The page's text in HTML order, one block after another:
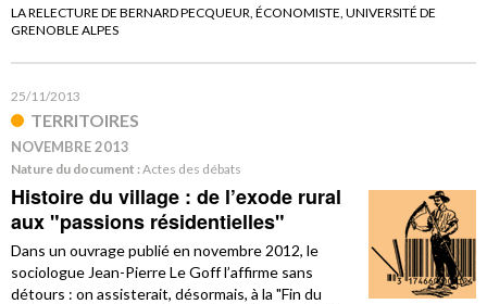
LA RELECTURE DE BERNARD PECQUEUR, ÉCONOMISTE, UNIVERSITÉ DE
GRENOBLE ALPES
25/11/2013
TERRITOIRES
NOVEMBRE 2013
Nature du document :Actes des débats
Histoire du village : de l’exode rural
aux "passions résidentielles"
Dans un ouvrage publié en novembre 2012, le
sociologue Jean-Pierre Le Goff l’affirme sans
détours : on assisterait, désormais, à la "Fin du